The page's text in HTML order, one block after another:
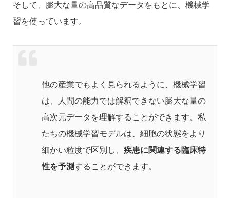
そして、膨大な量の高品質なデータをもとに、機械学
習を使っています。
他の産業でもよく見られるように、機械学習
は、人間の能力では解釈できない膨大な量の
高次元データを理解することができます。私
たちの機械学習モデルは、細胞の状態をより
細かい粒度で区別し、 疾患に関連する臨床特
性を予測することができます。